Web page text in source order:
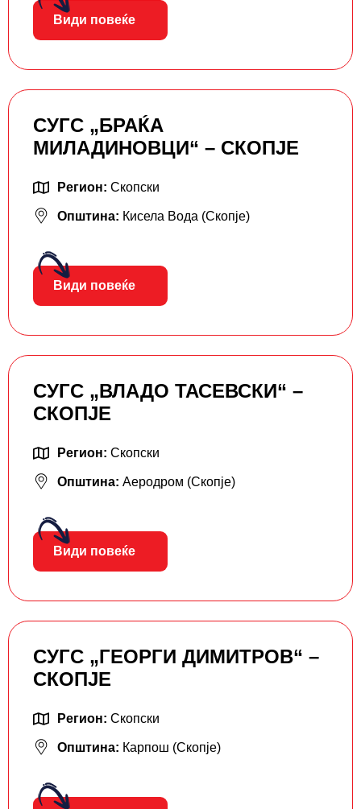
Види повеќе
СУГС „БРАЌА
МИЛАДИНОВЦИ“ – СКОПЈЕ
Регион: Скопски
Општина: Кисела Вода (Скопје)
Види повеќе
СУГС „ВЛАДО ТАСЕВСКИ“ –
СКОПЈЕ
Регион: Скопски
Општина: Аеродром (Скопје)
Види повеќе
СУГС „ГЕОРГИ ДИМИТРОВ“ –
СКОПЈЕ
Регион: Скопски
Општина: Карпош (Скопје)